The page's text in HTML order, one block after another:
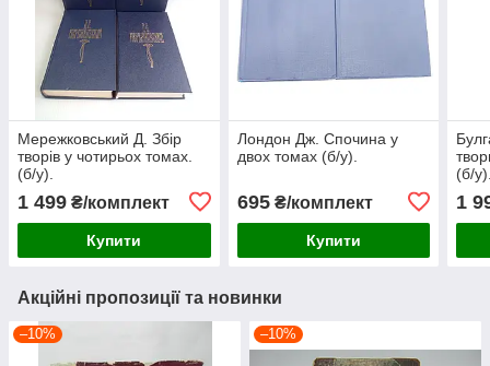
Мережковський Д. Збір
творів у чотирьох томах.
(б/у).
1 499 ₴/комплект
Купити
Лондон Дж. Спочина у
двох томах (б/у).
695₴/комплект
Купити
(б/
1
Акційні пропозиції та новинки
–10% –10%